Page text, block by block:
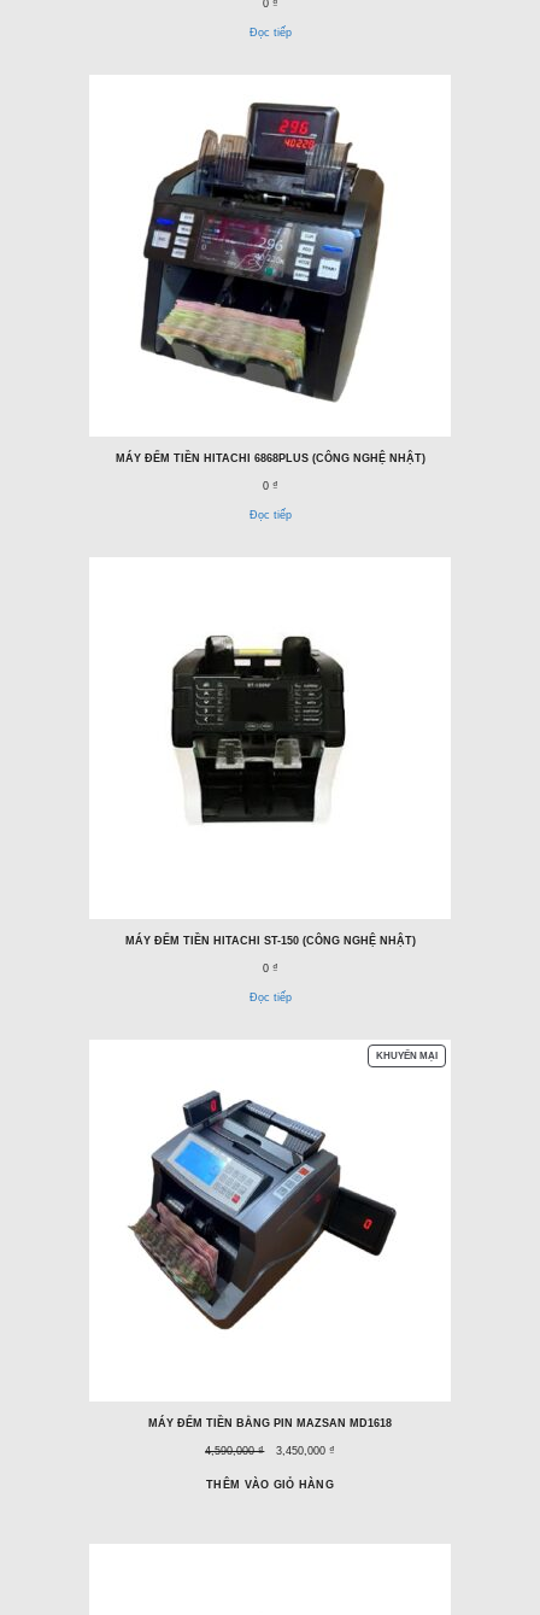
0 ₫
Đọc tiếp
MÁY ĐẾM TIỀN HITACHI 6868PLUS (CÔNG NGHỆ NHẬT)
0 ₫
Đọc tiếp
MÁY ĐẾM TIỀN HITACHI ST-150 (CÔNG NGHỆ NHẬT)
0 ₫
Đọc tiếp
KHUYẾN MẠI SẢN
PHẨM
MÁY ĐẾM TIỀN BẰNG PIN MAZSAN MD1618
Giá
4,590,000 ₫
Giá3,450,000 ₫
THÊM VÀO GIỎ HÀNG